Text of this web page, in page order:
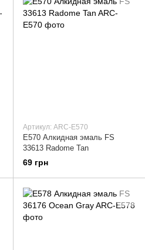
Артикул: ARC-E570
E570 Алкидная эмаль FS
33613 Radome Tan
69 грн